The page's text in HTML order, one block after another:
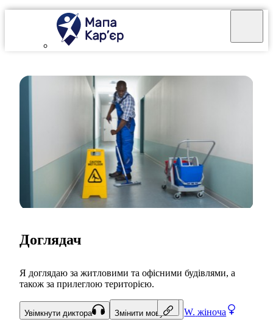
W. жіноча
Доглядач
Я доглядаю за житловими та офісними будівлями, а
також за прилеглою територією.
Увімкнути диктора Змінити мову